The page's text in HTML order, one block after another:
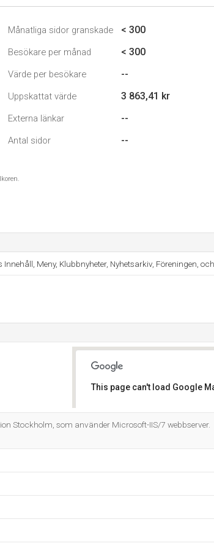
Månatliga sidor granskade < 300
Besökare per månad < 300
Värde per besökare --
Uppskattat värde 3 863,41 kr
Externa länkar --
Antal sidor --
Meny, Klubbnyheter, Nyhetsarkiv, Föreningen,
This page can't load Google
Stockholm, som använder Microsoft-IIS/7 webbserver.